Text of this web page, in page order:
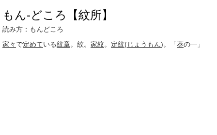
もん‐どころ【紋所】
読み方：もんどころ
家々 で定めている紋章。紋。 家紋。 定紋(じょうもん)。「葵の―」